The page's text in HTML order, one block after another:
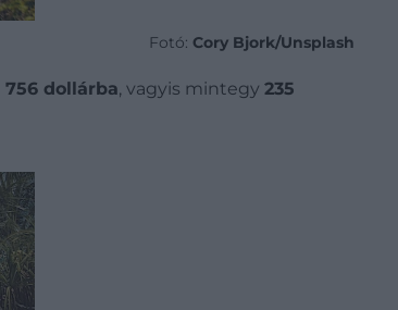
Fotó: Cory Bjork/Unsplash
756 dollárba, vagyis mintegy 235